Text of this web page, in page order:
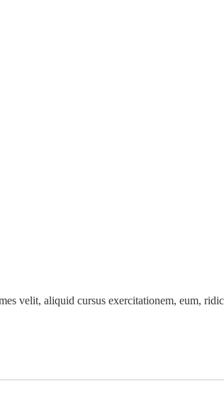
velit, aliquid cursus exercitationem, eum,